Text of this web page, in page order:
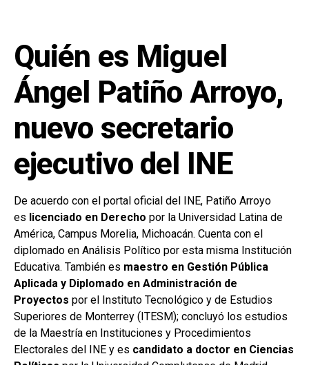
Quién es Miguel
Ángel Patiño Arroyo,
nuevo secretario
ejecutivo del INE
De acuerdo con el portal oficial del INE, Patiño Arroyo
es licenciado en Derecho por la Universidad Latina de
América, Campus Morelia, Michoacán. Cuenta con el
diplomado en Análisis Político por esta misma Institución
Educativa. También es maestro en Gestión Pública
Aplicada y Diplomado en Administración de
Proyectos por el Instituto Tecnológico y de Estudios
Superiores de Monterrey (ITESM); concluyó los estudios
de la Maestría en Instituciones y Procedimientos
Electorales del INE y es candidato a doctor en Ciencias